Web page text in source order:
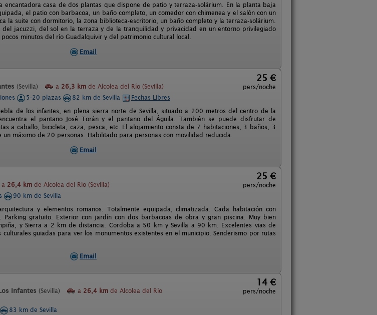
encantadora casa de dos plantas que dispone de patio y terraza-solárium. En la planta baja
el patio con barbacoa, un baño completo, un comedor con chimenea y el salón con un
la suite con dormitorio, la zona biblioteca-escritorio, un baño completo y la terraza-solárium.
del jacuzzi, del sol en la terraza y de la tranquilidad y privacidad en un entorno privilegiado
minutos del río Guadalquivir y del patrimonio cultural local.
Email
(Sevilla) a 26,3 km de Alcolea del Río (Sevilla)
25 €
pers/noche
5-20 plazas 82 km de Sevilla
Fechas Libres
de los infantes, en plena sierra norte de Sevilla, situado a 200 metros del centro de la
el pantano José Torán y el pantano del Águila. También se puede disfrutar de
a caballo, bicicleta, caza, pesca, etc. El alojamiento consta de 7 habitaciones, 3 baños, 3
un máximo de 20 personas. Habilitado para personas con movilidad reducida.
Email
a 26,4 km de Alcolea del Río (Sevilla)
25 €
pers/noche
90 km de Sevilla
y elementos romanos. Totalmente equipada, climatizada. Cada habitación con
Parking gratuito. Exterior con jardín con dos barbacoas de obra y gran piscina. Muy bien
y Sierra a 2 km de distancia. Cordoba a 50 km y Sevilla a 90 km. Excelentes vias de
guiadas para ver los monumentos existentes en el municipio. Senderismo por rutas
Email
Infantes (Sevilla) a 26,4 km de Alcolea del Río
14 €
pers/noche
83 km de Sevilla